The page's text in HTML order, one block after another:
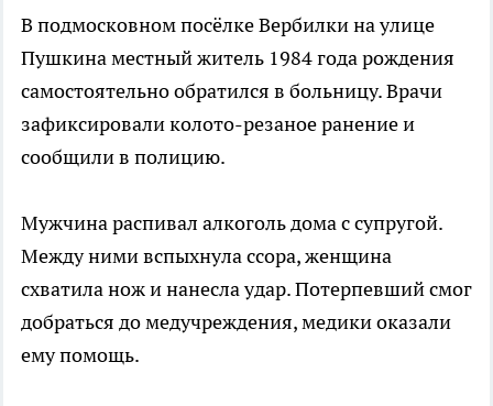
В подмосковном посёлке Вербилки на улице
Пушкина местный житель 1984 года рождения
самостоятельно обратился в больницу. Врачи
зафиксировали колото-резаное ранение и
сообщили в полицию.
Мужчина распивал алкоголь дома с супругой.
Между ними вспыхнула ссора, женщина
схватила нож и нанесла удар. Потерпевший смог
добраться до медучреждения, медики оказали
ему помощь.